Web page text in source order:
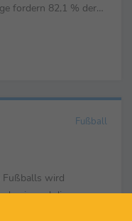
fordern 82,1 % der
Fußball
Fußballs wird
und die
unlängst in einer